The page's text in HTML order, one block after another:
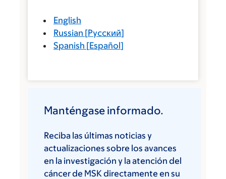
English
Russian [Русский]
Spanish [Español]
Manténgase informado.
Reciba las últimas noticias y
actualizaciones sobre los avances
en la investigación y la atención del
cáncer de MSK directamente en su